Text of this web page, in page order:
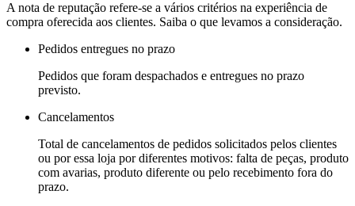
A nota de reputação refere-se a vários critérios na experiência de
compra oferecida aos clientes. Saiba o que levamos a consideração.
Pedidos entregues no prazo
Pedidos que foram despachados e entregues no prazo
previsto.
Cancelamentos
Total de cancelamentos de pedidos solicitados pelos clientes
ou por essa loja por diferentes motivos: falta de peças, produto
com avarias, produto diferente ou pelo recebimento fora do
prazo.